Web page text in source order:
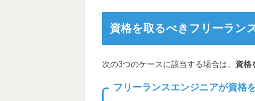
資格を取るべきフリーラン
次の3つのケースに該当する場合は、 資格
フリーランスエンジニアが資格